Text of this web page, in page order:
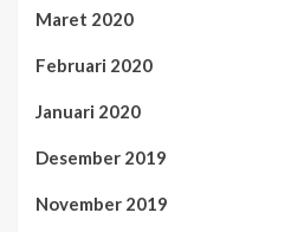
Maret 2020
Februari 2020
Januari 2020
Desember 2019
November 2019